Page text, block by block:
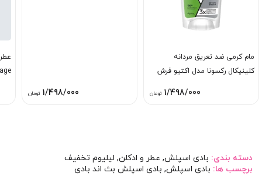
مام کرمی ضد تعریق مردانه
کلینیکال رکسونا مدل اکتیو فرش
1/498/000 تومان 1/498/000 تومان
دسته بندی: بادی اسپلش, عطر و ادکلن, لیلیوم تخفیف
برچسب ها: بادی اسپلش, بادی اسپلش بث اند بادی